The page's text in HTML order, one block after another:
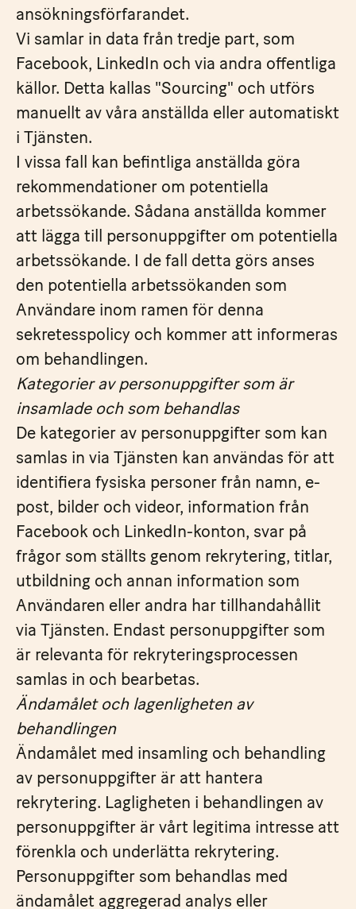
ansökningsförfarandet.
Vi samlar in data från tredje part, som
Facebook, LinkedIn och via andra offentliga
källor. Detta kallas "Sourcing" och utförs
manuellt av våra anställda eller automatiskt
i Tjänsten.
I vissa fall kan befintliga anställda göra
rekommendationer om potentiella
arbetssökande. Sådana anställda kommer
att lägga till personuppgifter om potentiella
arbetssökande. I de fall detta görs anses
den potentiella arbetssökanden som
Användare inom ramen för denna
sekretesspolicy och kommer att informeras
om behandlingen.
Kategorier av personuppgifter som är
insamlade och som behandlas
De kategorier av personuppgifter som kan
samlas in via Tjänsten kan användas för att
identifiera fysiska personer från namn, e-
post, bilder och videor, information från
Facebook och LinkedIn-konton, svar på
frågor som ställts genom rekrytering, titlar,
utbildning och annan information som
Användaren eller andra har tillhandahållit
via Tjänsten. Endast personuppgifter som
är relevanta för rekryteringsprocessen
samlas in och bearbetas.
Ändamålet och lagenligheten av
behandlingen
Ändamålet med insamling och behandling
av personuppgifter är att hantera
rekrytering. Lagligheten i behandlingen av
personuppgifter är vårt legitima intresse att
förenkla och underlätta rekrytering.
Personuppgifter som behandlas med
ändamålet aggregerad analys eller